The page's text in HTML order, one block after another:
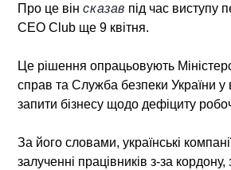
Про це вінсказав під час виступу
CEO Club ще 9 квітня.
Це рішення опрацьовують
справ та Служба безпеки України у
запити бізнесу щодо дефіциту
За його словами, українські
залученні працівників з-за кордону,